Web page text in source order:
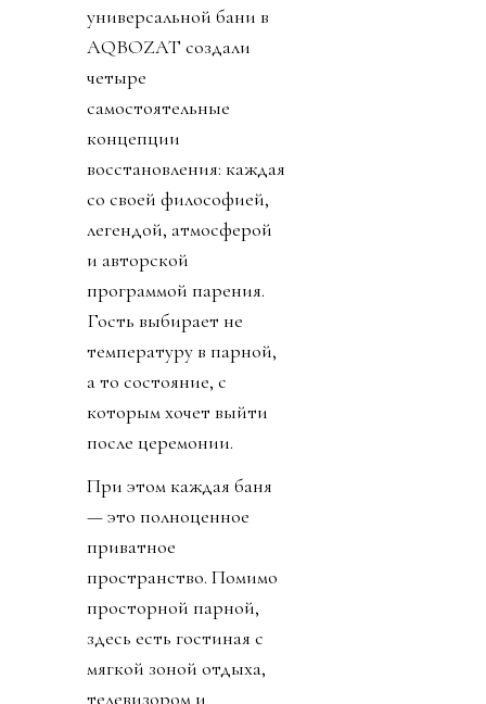
универсальной бани в
AQBOZAT создали
четыре
самостоятельные
концепции
восстановления: каждая
со своей философией,
легендой, атмосферой
и авторской
программой парения.
Гость выбирает не
температуру в парной,
а то состояние, с
которым хочет выйти
после церемонии.
При этом каждая баня
— это полноценное
приватное
пространство. Помимо
просторной парной,
здесь есть гостиная с
мягкой зоной отдыха,
телевизором и